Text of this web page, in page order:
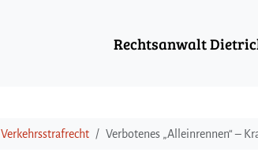
Rechtsanwalt
Verkehrsstrafrecht Verbotenes „Alleinrennen“ –